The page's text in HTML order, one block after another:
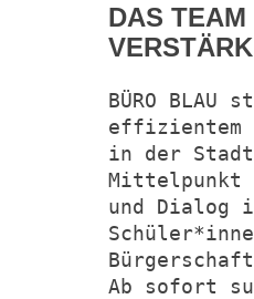
DAS
BÜRO
effizientem
in der
Mittelpunkt
und Dialog
Ab sofort